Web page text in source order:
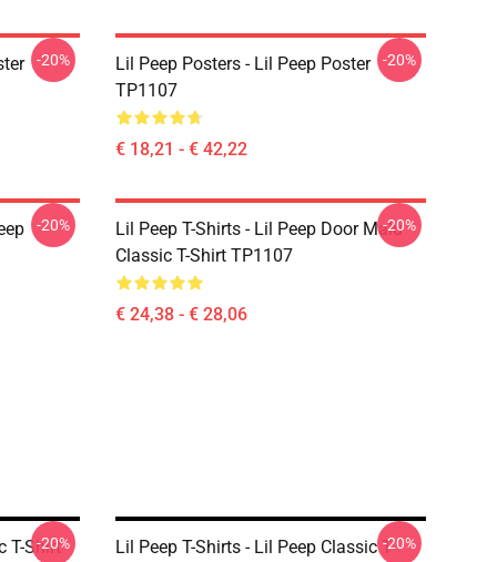
-20%
Lil Peep Posters - Lil Peep Poster
TP1107
€ 18,21 - € 42,22
-20%
-20%
Lil Peep T-Shirts - Lil Peep Door Malu
Classic T-Shirt TP1107
€ 24,38 - € 28,06
-20%
T-Shirt
-20%
Lil Peep T-Shirts - Lil Peep Classic T--20%